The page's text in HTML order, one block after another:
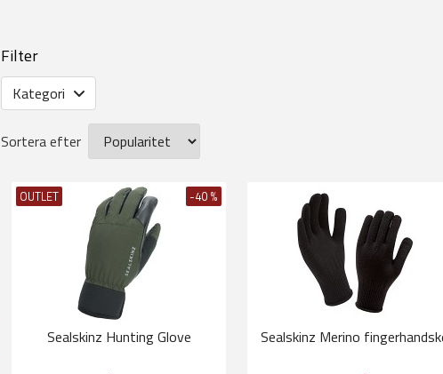
Filter
Kategori
Sortera efter
OUTLET -40 %
Sealskinz Hunting Glove Sealskinz Merino